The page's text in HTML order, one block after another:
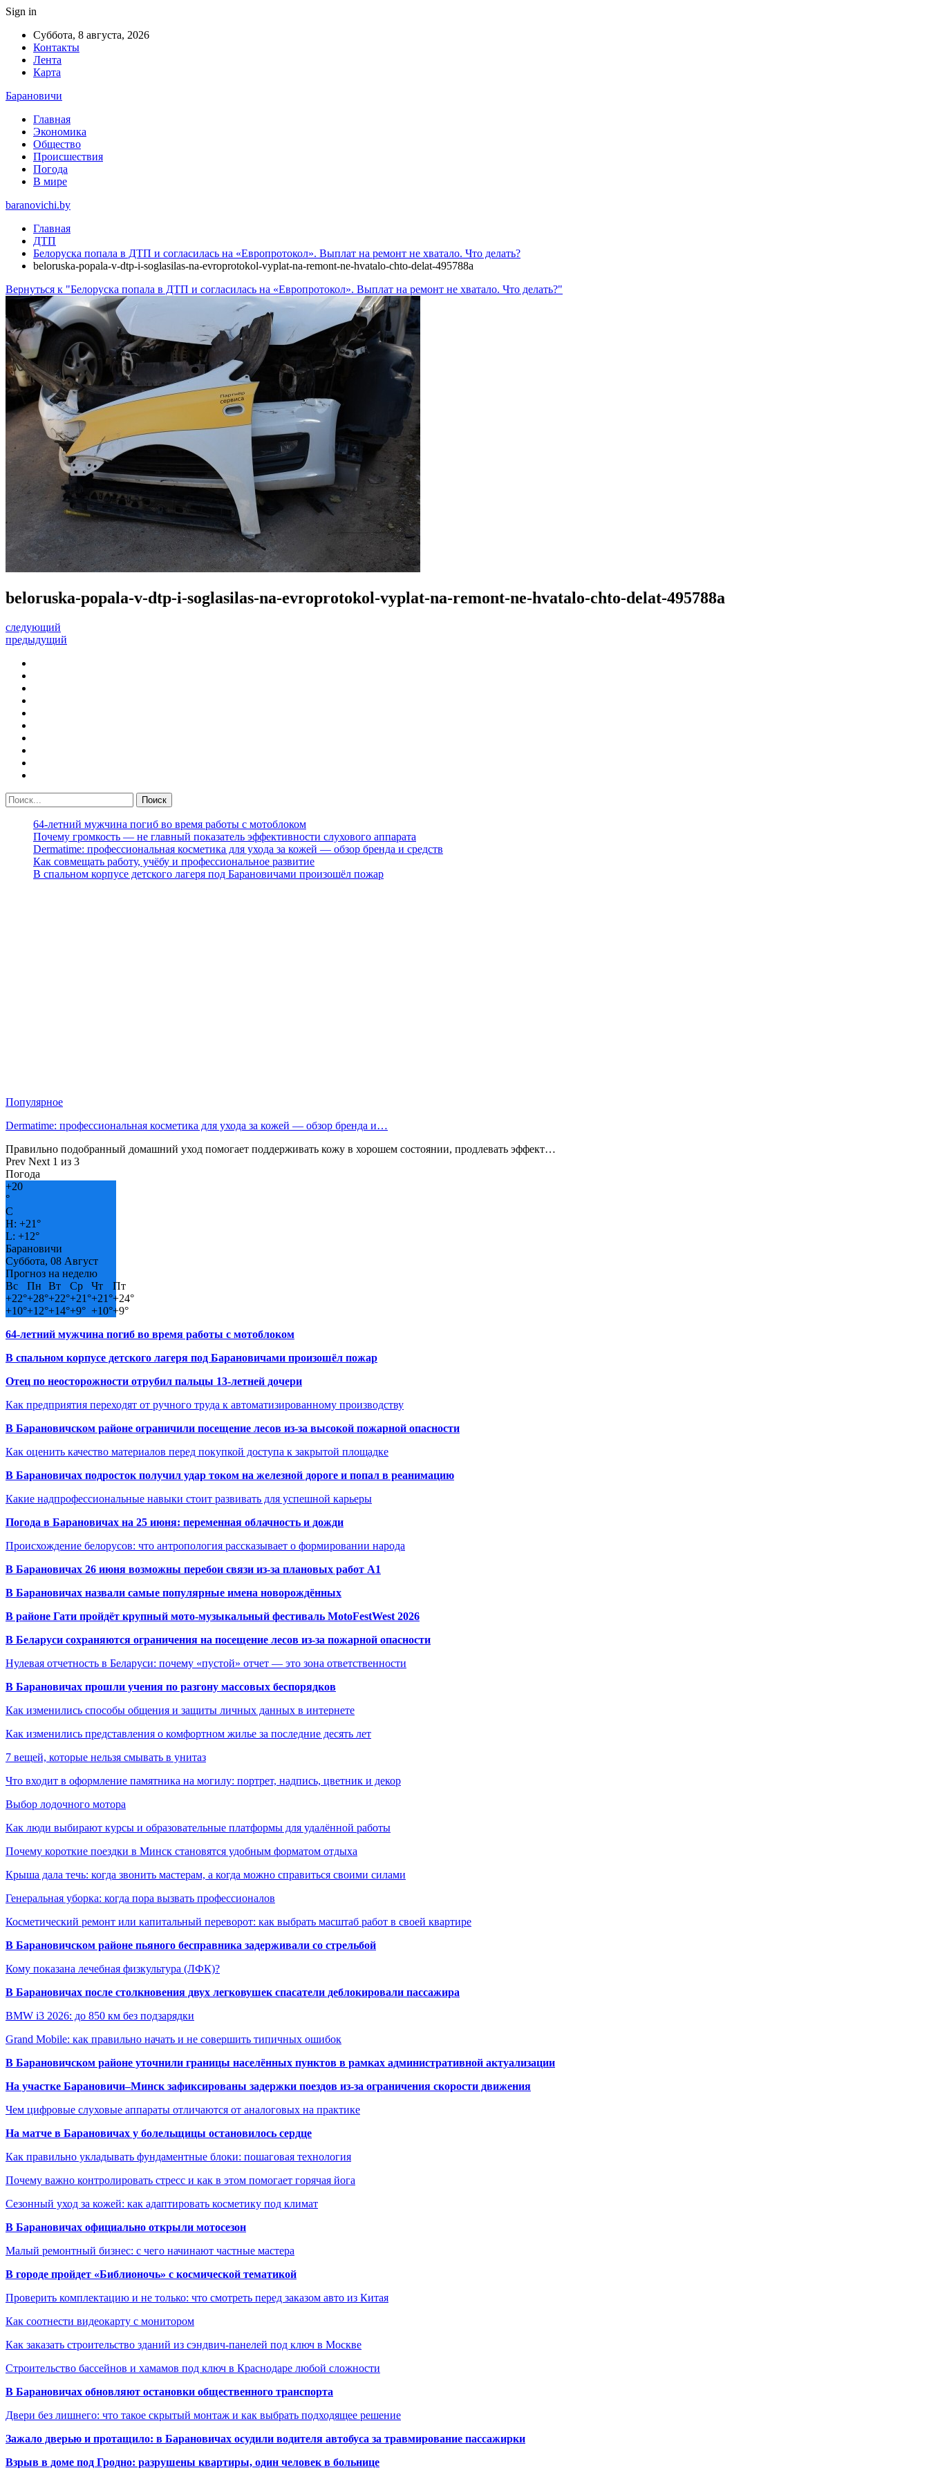
Sign in
Суббота, 8 августа, 2026
Контакты
Лента
Карта
Барановичи
Главная
Экономика
Общество
Происшествия
Погода
В мире
baranovichi.by
Главная
ДТП
Белоруска попала в ДТП и согласилась на «Европротокол». Выплат на ремонт не хватало. Что делать?
beloruska-popala-v-dtp-i-soglasilas-na-evroprotokol-vyplat-na-remont-ne-hvatalo-chto-delat-495788a
Вернуться к "Белоруска попала в ДТП и согласилась на «Европротокол». Выплат на ремонт не хватало. Что делать?"
beloruska-popala-v-dtp-i-soglasilas-na-evroprotokol-vyplat-na-remont-ne-hvatalo-chto-delat-495788a
следующий
предыдущий
64-летний мужчина погиб во время работы с мотоблоком
Почему громкость — не главный показатель эффективности слухового аппарата
Dermatime: профессиональная косметика для ухода за кожей — обзор бренда и средств
Как совмещать работу, учёбу и профессиональное развитие
В спальном корпусе детского лагеря под Барановичами произошёл пожар
Популярное
Dermatime: профессиональная косметика для ухода за кожей — обзор бренда и…
Правильно подобранный домашний уход помогает поддерживать кожу в хорошем состоянии, продлевать эффект…
Prev Next 1 из 3
Погода
+20
°
C
H: +21°
L: +12°
Барановичи
Суббота, 08 Август
Прогноз на неделю
Вс
Пн Вт Ср Чт
Пт
+22°+28°+22°+21°+21°+24°
+10°+12°+14°+9° +10°+9°
64-летний мужчина погиб во время работы с мотоблоком
В спальном корпусе детского лагеря под Барановичами произошёл пожар
Отец по неосторожности отрубил пальцы 13-летней дочери
Как предприятия переходят от ручного труда к автоматизированному производству
В Барановичском районе ограничили посещение лесов из-за высокой пожарной опасности
Как оценить качество материалов перед покупкой доступа к закрытой площадке
В Барановичах подросток получил удар током на железной дороге и попал в реанимацию
Какие надпрофессиональные навыки стоит развивать для успешной карьеры
Погода в Барановичах на 25 июня: переменная облачность и дожди
Происхождение белорусов: что антропология рассказывает о формировании народа
В Барановичах 26 июня возможны перебои связи из-за плановых работ A1
В Барановичах назвали самые популярные имена новорождённых
В районе Гати пройдёт крупный мото-музыкальный фестиваль MotoFestWest 2026
В Беларуси сохраняются ограничения на посещение лесов из-за пожарной опасности
Нулевая отчетность в Беларуси: почему «пустой» отчет — это зона ответственности
В Барановичах прошли учения по разгону массовых беспорядков
Как изменились способы общения и защиты личных данных в интернете
Как изменились представления о комфортном жилье за последние десять лет
7 вещей, которые нельзя смывать в унитаз
Что входит в оформление памятника на могилу: портрет, надпись, цветник и декор
Выбор лодочного мотора
Как люди выбирают курсы и образовательные платформы для удалённой работы
Почему короткие поездки в Минск становятся удобным форматом отдыха
Крыша дала течь: когда звонить мастерам, а когда можно справиться своими силами
Генеральная уборка: когда пора вызвать профессионалов
Косметический ремонт или капитальный переворот: как выбрать масштаб работ в своей квартире
В Барановичском районе пьяного бесправника задерживали со стрельбой
Кому показана лечебная физкультура (ЛФК)?
В Барановичах после столкновения двух легковушек спасатели деблокировали пассажира
BMW i3 2026: до 850 км без подзарядки
Grand Mobile: как правильно начать и не совершить типичных ошибок
В Барановичском районе уточнили границы населённых пунктов в рамках административной актуализации
На участке Барановичи–Минск зафиксированы задержки поездов из-за ограничения скорости движения
Чем цифровые слуховые аппараты отличаются от аналоговых на практике
На матче в Барановичах у болельщицы остановилось сердце
Как правильно укладывать фундаментные блоки: пошаговая технология
Почему важно контролировать стресс и как в этом помогает горячая йога
Сезонный уход за кожей: как адаптировать косметику под климат
В Барановичах официально открыли мотосезон
Малый ремонтный бизнес: с чего начинают частные мастера
В городе пройдет «Библионочь» с космической тематикой
Проверить комплектацию и не только: что смотреть перед заказом авто из Китая
Как соотнести видеокарту с монитором
Как заказать строительство зданий из сэндвич-панелей под ключ в Москве
Строительство бассейнов и хамамов под ключ в Краснодаре любой сложности
В Барановичах обновляют остановки общественного транспорта
Двери без лишнего: что такое скрытый монтаж и как выбрать подходящее решение
Зажало дверью и протащило: в Барановичах осудили водителя автобуса за травмирование пассажирки
Взрыв в доме под Гродно: разрушены квартиры, один человек в больнице